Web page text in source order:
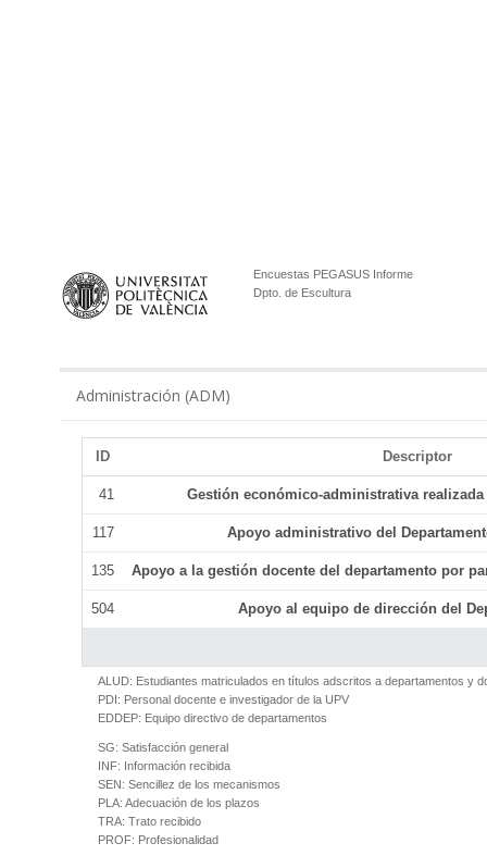
Encuestas PEGASUS Informe
Dpto. de Escultura
Administración (ADM)
ID Descriptor
41 Gestión económico-administrativa
117 Apoyo administrativo del
135 Apoyo a la gestión docente del departamento por
504 Apoyo al equipo de dirección del
ALUD: Estudiantes matriculados en títulos adscritos a departamentos y
PDI: Personal docente e investigador de la UPV
EDDEP: Equipo directivo de departamentos
SG: Satisfacción general
INF: Información recibida
SEN: Sencillez de los mecanismos
PLA: Adecuación de los plazos
TRA: Trato recibido
PROF: Profesionalidad